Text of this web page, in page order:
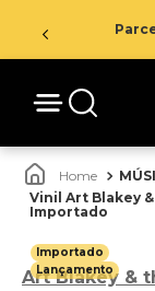
Vinil Art Blakey
Importado
Importado
Lançamento
Art Blakey &